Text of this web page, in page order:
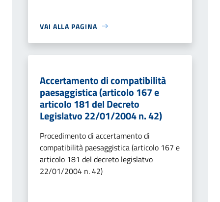
VAI ALLA PAGINA
Accertamento di compatibilità
paesaggistica (articolo 167 e
articolo 181 del Decreto
Legislatvo 22/01/2004 n. 42)
Procedimento di accertamento di
compatibilità paesaggistica (articolo 167 e
articolo 181 del decreto legislatvo
22/01/2004 n. 42)